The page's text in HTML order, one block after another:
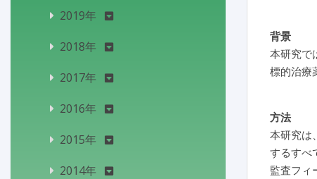
背景
本研究で
標的治療
方法
本研究は
するすべ
監査フィ
2019年
2018年
2017年
2016年
2015年
2014年